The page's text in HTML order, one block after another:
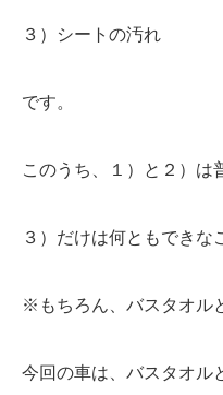
３）シートの汚れ
です。
このうち、１）と２）は
３）だけは何ともできな
※もちろん、バスタオル
今回の車は、バスタオル